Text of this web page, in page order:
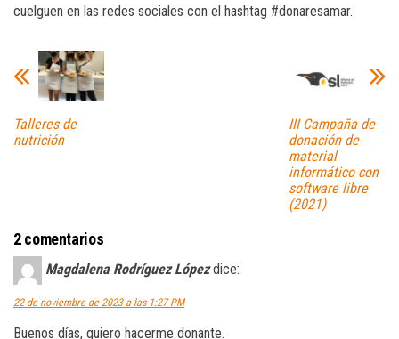
cuelguen en las redes sociales con el hashtag #donaresamar.
Talleres de
nutrición
III Campaña de
donación de
material
informático con
software libre
(2021)
2 comentarios
Magdalena Rodríguez López dice:
22 de noviembre de 2023 a las 1:27 PM
Buenos días, quiero hacerme donante.